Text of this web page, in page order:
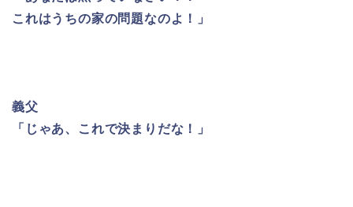
これはうちの家の問題なのよ！」
義父
「じゃあ、これで決まりだな！」